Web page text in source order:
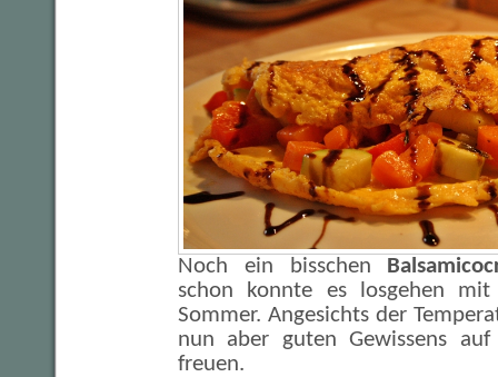
Noch ein bisschen
schon konnte es losgehen
Sommer. Angesichts der
nun aber guten Gewissens
freuen.